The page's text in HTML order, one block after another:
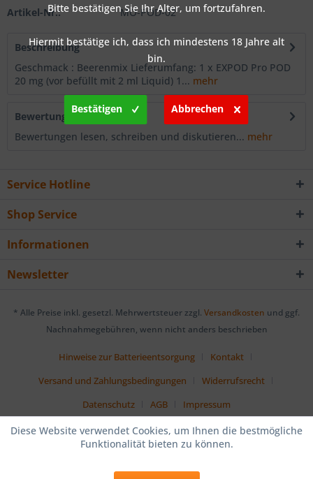
Artikel-Nr.: MO-POD-02
Beschreibung
Geschmack : Beerenmix Lieferumfang: 1 x EXPOD Pro POD
20 mg (vor befüllt mit 2 ml Liquid) 1... mehr
Bewertungen
0
Bewertungen lesen, schreiben und diskutieren... mehr
Service Hotline
Shop Service
Informationen
Newsletter
* Alle Preise inkl. gesetzl. Mehrwertsteuer zzgl. Versandkosten und ggf.
Nachnahmegebühren, wenn nicht anders beschrieben
Hinweise zur Batterieentsorgung
Kontakt
Versand und Zahlungsbedingungen
Widerrufsrecht
Datenschutz
AGB Impressum
Diese Website verwendet Cookies, um Ihnen die bestmögliche
Funktionalität bieten zu können.
Bitte bestätigen Sie Ihr Alter, um fortzufahren.
Hiermit bestätige ich, dass ich mindestens 18 Jahre alt
bin.
Bestätigen Abbrechen